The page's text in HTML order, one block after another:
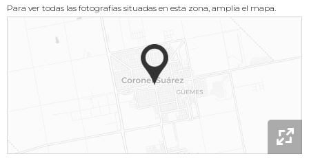
Para ver todas las fotografías situadas en esta zona, amplía el mapa.
